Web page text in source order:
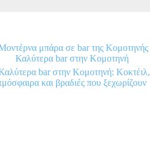
bar στην Κομοτηνή: Κοκτέιλ,
και βραδιές που ξεχωρίζουν